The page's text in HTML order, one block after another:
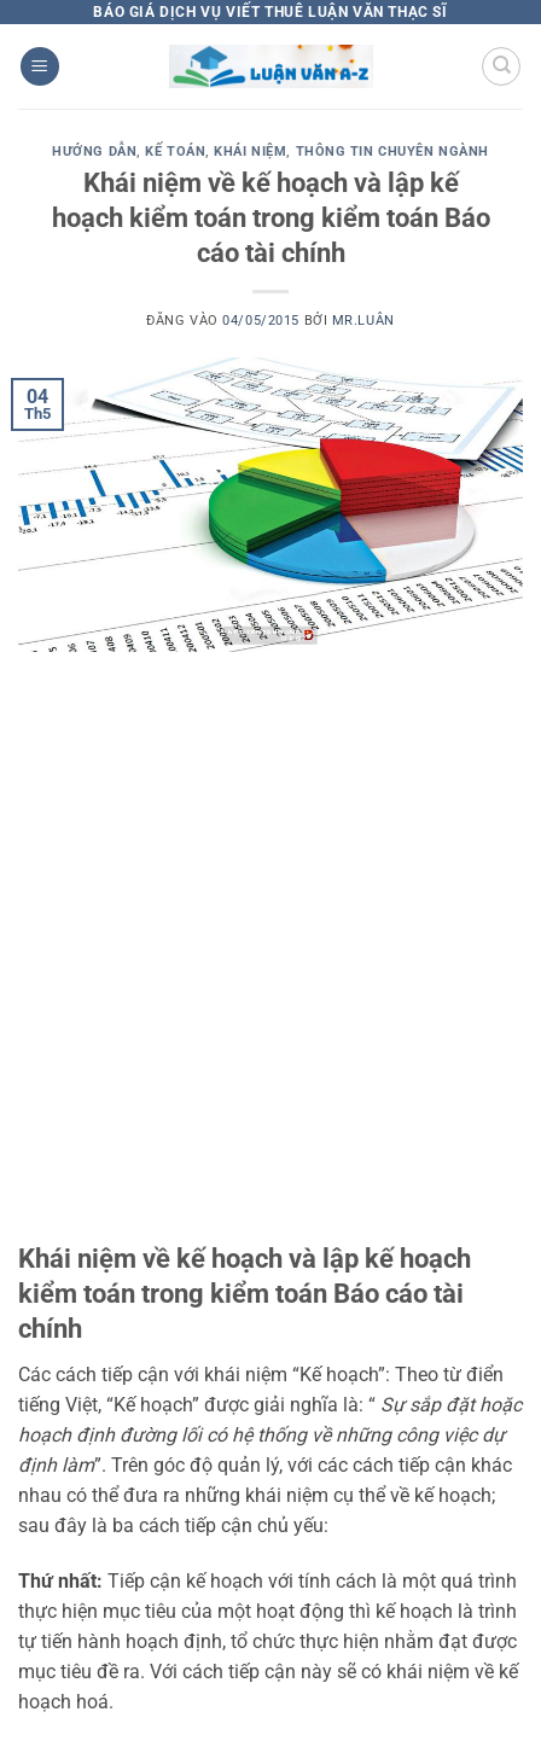
qua
nội
BÁO GIÁ DỊCH VỤ VIẾT THUÊ LUẬN VĂN THẠC SĨ
HƯỚNG DẪN,KẾ TOÁN,KHÁI NIỆM, THÔNG TIN CHUYÊN NGÀNH
Khái niệm về kế hoạch và lập kế
hoạch kiểm toán trong kiểm toán Báo
cáo tài chính
ĐĂNG VÀO04/05/2015 BỞI MR.LUÂN
04
Th5
Khái niệm về kế hoạch và lập kế hoạch
kiểm toán trong kiểm toán Báo cáo tài
chính
Các cách tiếp cận với khái niệm “Kế hoạch”: Theo từ điển
tiếng Việt, “Kế hoạch” được giải nghĩa là: “ Sự sắp đặt hoặc
hoạch định đường lối có hệ thống về những công việc dự
định làm”. Trên góc độ quản lý, với các cách tiếp cận khác
nhau có thể đưa ra những khái niệm cụ thể về kế hoạch;
sau đây là ba cách tiếp cận chủ yếu:
Thứ nhất: Tiếp cận kế hoạch với tính cách là một quá trình
thực hiện mục tiêu của một hoạt động thì kế hoạch là trình
tự tiến hành hoạch định, tổ chức thực hiện nhằm đạt được
mục tiêu đề ra. Với cách tiếp cận này sẽ có khái niệm về kế
hoạch hoá.